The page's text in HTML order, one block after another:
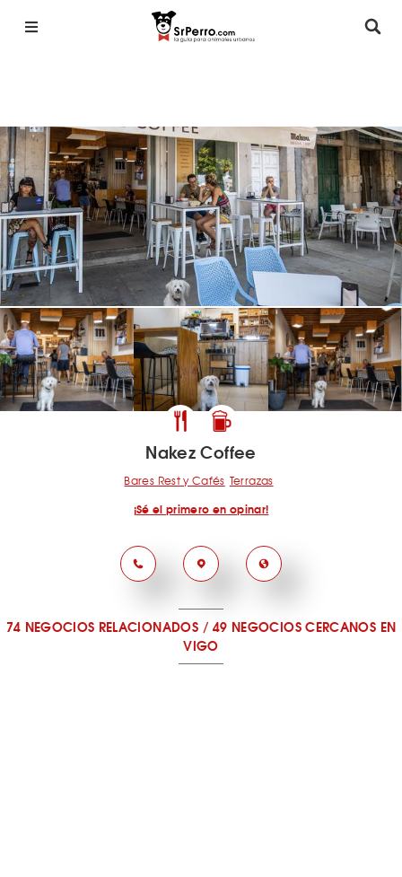
Nakez Coffee
Bares Rest y Cafés Terrazas
¡Sé el primero en opinar!
74 NEGOCIOS RELACIONADOS/49 NEGOCIOS CERCANOS EN
VIGO